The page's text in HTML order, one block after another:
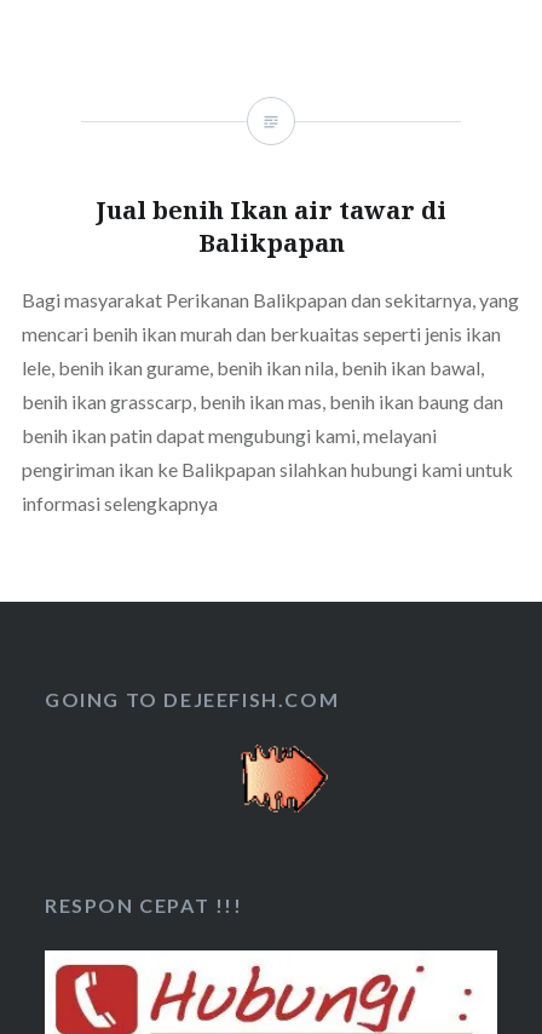
Jual benih Ikan air tawar di
Balikpapan
Bagi masyarakat Perikanan Balikpapan dan sekitarnya, yang
mencari benih ikan murah dan berkuaitas seperti jenis ikan
lele, benih ikan gurame, benih ikan nila, benih ikan bawal,
benih ikan grasscarp, benih ikan mas, benih ikan baung dan
benih ikan patin dapat mengubungi kami, melayani
pengiriman ikan ke Balikpapan silahkan hubungi kami untuk
informasi selengkapnya
GOING TO DEJEEFISH.COM
RESPON CEPAT !!!